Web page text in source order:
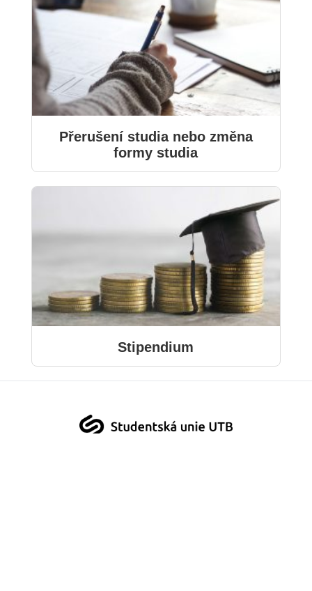
Přerušení studia nebo změna
formy studia
Stipendium